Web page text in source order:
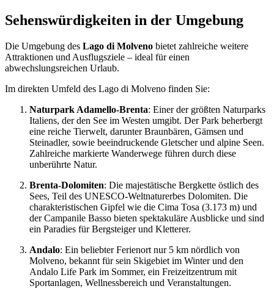
Sehenswürdigkeiten in der Umgebung
Die Umgebung des Lago di Molveno bietet zahlreiche weitere
Attraktionen und Ausflugsziele – ideal für einen
abwechslungsreichen Urlaub.
Im direkten Umfeld des Lago di Molveno finden Sie:
Naturpark Adamello-Brenta: Einer der größten Naturparks
Italiens, der den See im Westen umgibt. Der Park beherbergt
eine reiche Tierwelt, darunter Braunbären, Gämsen und
Steinadler, sowie beeindruckende Gletscher und alpine Seen.
Zahlreiche markierte Wanderwege führen durch diese
unberührte Natur.
Brenta-Dolomiten: Die majestätische Bergkette östlich des
Sees, Teil des UNESCO-Weltnaturerbes Dolomiten. Die
charakteristischen Gipfel wie die Cima Tosa (3.173 m) und
der Campanile Basso bieten spektakuläre Ausblicke und sind
ein Paradies für Bergsteiger und Kletterer.
Andalo: Ein beliebter Ferienort nur 5 km nördlich von
Molveno, bekannt für sein Skigebiet im Winter und den
Andalo Life Park im Sommer, ein Freizeitzentrum mit
Sportanlagen, Wellnessbereich und Veranstaltungen.